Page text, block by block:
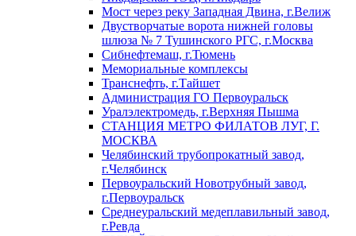
Мост через реку Западная Двина, г.Велиж
Двустворчатые ворота нижней головы
шлюза № 7 Тушинского РГС, г.Москва
Сибнефтемаш, г.Тюмень
Мемориальные комплексы
Транснефть, г.Тайшет
Администрация ГО Первоуральск
Уралэлектромедь, г.Верхняя Пышма
СТАНЦИЯ МЕТРО ФИЛАТОВ ЛУГ, Г.
МОСКВА
Челябинский трубопрокатный завод,
г.Челябинск
Первоуральский Новотрубный завод,
г.Первоуральск
Среднеуральский медеплавильный завод,
г.Ревда